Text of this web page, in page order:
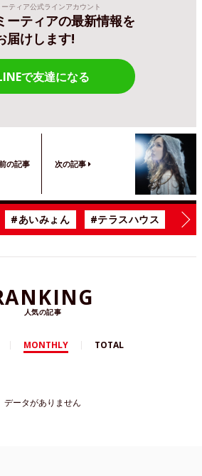
ーティア公式ラインアカウント
ーティアの最新情報を
届けします!
で友達になる
の記事 次の記事
#あいみょん #テラスハウス #
人気の記事
MONTHLY TOTAL
データがありません